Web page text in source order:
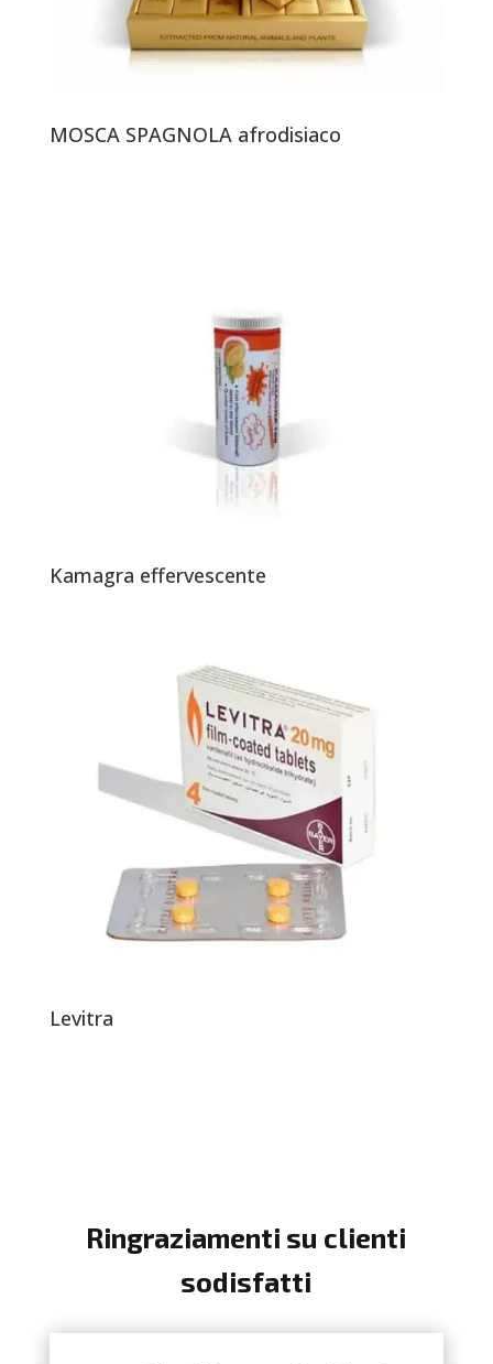
MOSCA SPAGNOLA afrodisiaco
Kamagra effervescente
Levitra
Ringraziamenti su clienti
sodisfatti